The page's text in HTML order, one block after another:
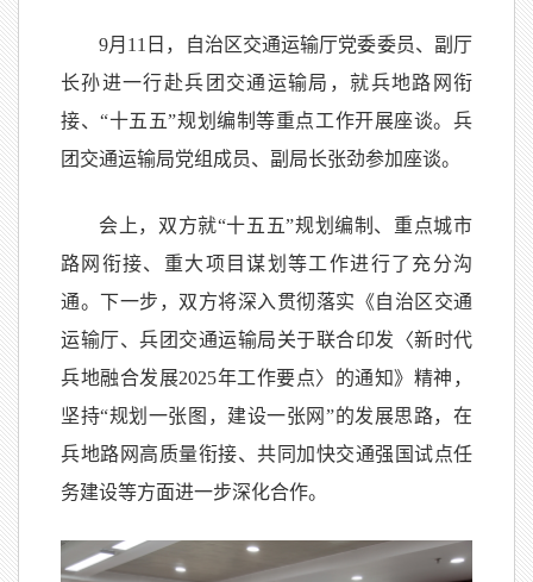
9月11日，自治区交通运输厅党委委员、副厅
长孙进一行赴兵团交通运输局，就兵地路网衔
接、“十五五”规划编制等重点工作开展座谈。兵
团交通运输局党组成员、副局长张劲参加座谈。
会上，双方就“十五五”规划编制、重点城市
路网衔接、重大项目谋划等工作进行了充分沟
通。下一步，双方将深入贯彻落实《自治区交通
运输厅、兵团交通运输局关于联合印发〈新时代
兵地融合发展2025年工作要点〉的通知》精神，
坚持“规划一张图，建设一张网”的发展思路，在
兵地路网高质量衔接、共同加快交通强国试点任
务建设等方面进一步深化合作。